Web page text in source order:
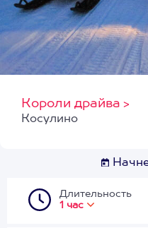
Короли драйва >
Косулино
Длительность
1 час